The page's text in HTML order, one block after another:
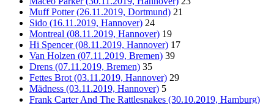
Muff Potter (26.11.2019, Dortmund) 21
Sido (16.11.2019, Hannover) 24
Montreal (08.11.2019, Hannover) 19
Hi Spencer (08.11.2019, Hannover) 17
Van Holzen (07.11.2019, Bremen) 39
Drens (07.11.2019, Bremen) 35
Fettes Brot (03.11.2019, Hannover) 29
Mädness (03.11.2019, Hannover) 5
Frank Carter And The Rattlesnakes (30.10.2019, Hamburg)